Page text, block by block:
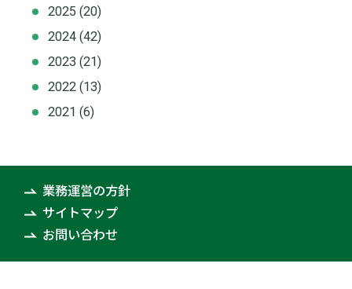
2025 (20)
2024(42)
2023 (21)
2022(13)
2021 (6)
業務運営の方針
サイトマップ
お問い合わせ